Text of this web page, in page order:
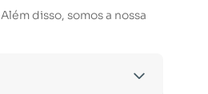
Além disso, somos a nossa